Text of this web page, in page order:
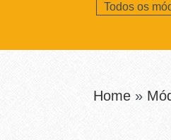
Todos os
Home »